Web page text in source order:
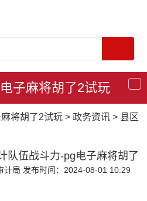
导
航
子麻将胡了2试玩
将胡了2试玩 > 政务资讯 > 县区
队伍战斗力-pg电子麻将胡了
计局 发布时间：2024-08-01 10:29